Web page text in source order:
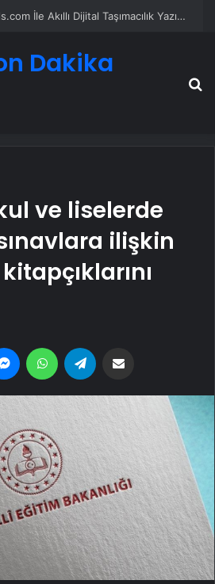
UETDS Nedir ? Uetds.com İle Akıllı Dijital Taşımacılık Yazılımı
Dakika
ve liselerde
ilişkin
MessengerWhatsApp